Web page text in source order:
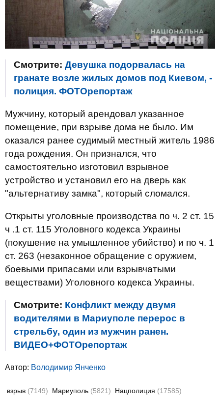
Смотрите: Девушка подорвалась на
гранате возле жилых домов под Киевом, -
полиция. ФОТОрепортаж
Мужчину, который арендовал указанное
помещение, при взрыве дома не было. Им
оказался ранее судимый местный житель 1986
года рождения. Он признался, что
самостоятельно изготовил взрывное
устройство и установил его на дверь как
"альтернативу замка", который сломался.
Открыты уголовные производства по ч. 2 ст. 15
ч .1 ст. 115 Уголовного кодекса Украины
(покушение на умышленное убийство) и по ч. 1
ст. 263 (незаконное обращение с оружием,
боевыми припасами или взрывчатыми
веществами) Уголовного кодекса Украины.
Смотрите: Конфликт между двумя
водителями в Мариуполе перерос в
стрельбу, один из мужчин ранен.
ВИДЕО+ФОТОрепортаж
Автор: Володимир Янченко
взрыв (7149) Мариуполь (5821) Нацполиция (17585)